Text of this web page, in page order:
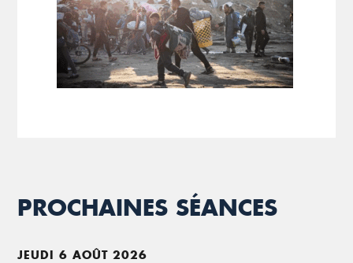
PROCHAINES SÉANCES
JEUDI 6 AOÛT 2026